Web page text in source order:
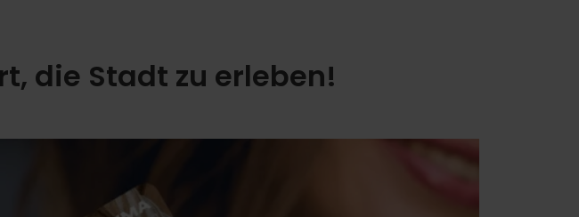
die Stadt zu erleben!